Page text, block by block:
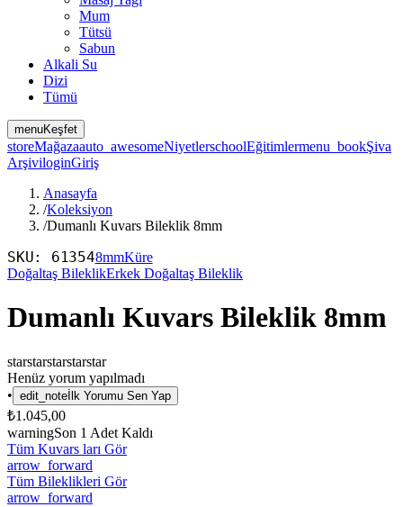
Mum
Tütsü
Sabun
Alkali Su
Dizi
Tümü
menuKeşfet
storeMağazaauto_awesomeNiyetlerschoolEğitimlermenu_bookŞiva
ArşiviloginGiriş
Anasayfa
/Koleksiyon
/Dumanlı Kuvars Bileklik 8mm
SKU: 613548mmKüre
Doğaltaş BileklikErkek Doğaltaş Bileklik
Dumanlı Kuvars Bileklik 8mm
starstarstarstarstar
Henüz yorum yapılmadı
• edit_note İlk Yorumu Sen Yap
₺1.045,00
warningSon 1 Adet Kaldı
Tüm Kuvars ları Gör
arrow_forward
Tüm Bileklikleri Gör
arrow_forward